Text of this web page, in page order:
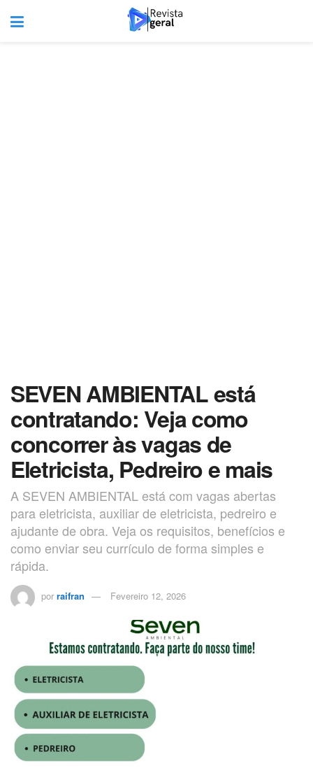
SEVEN AMBIENTAL está
contratando: Veja como
concorrer às vagas de
Eletricista, Pedreiro e mais
A SEVEN AMBIENTAL está com vagas abertas
para eletricista, auxiliar de eletricista, pedreiro e
ajudante de obra. Veja os requisitos, benefícios e
como enviar seu currículo de forma simples e
rápida.
por raifran Fevereiro 12, 2026